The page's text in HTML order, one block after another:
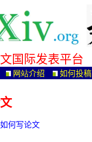
国际发表平台
网站介绍 如何投稿
如何写论文